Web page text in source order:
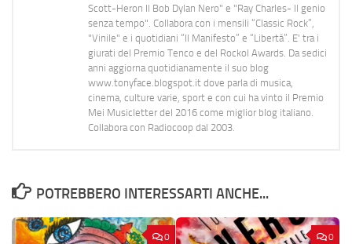
Scott-Heron Il Bob Dylan Nero" e "Ray Charles- Il genio
senza tempo". Collabora con i mensili “Classic Rock”,
"Vinile" e i quotidiani “Il Manifesto” e “Libertà”. E' tra i
giurati del Premio Tenco e del Rockol Awards. Da sedici
anni aggiorna quotidianamente il suo blog
www.tonyface.blogspot.it dove parla di musica,
cinema, culture varie, sport e con cui ha vinto il Premio
Mei Musicletter del 2016 come miglior blog italiano.
Collabora con Radiocoop dal 2003.
POTREBBERO INTERESSARTI ANCHE...
0 0